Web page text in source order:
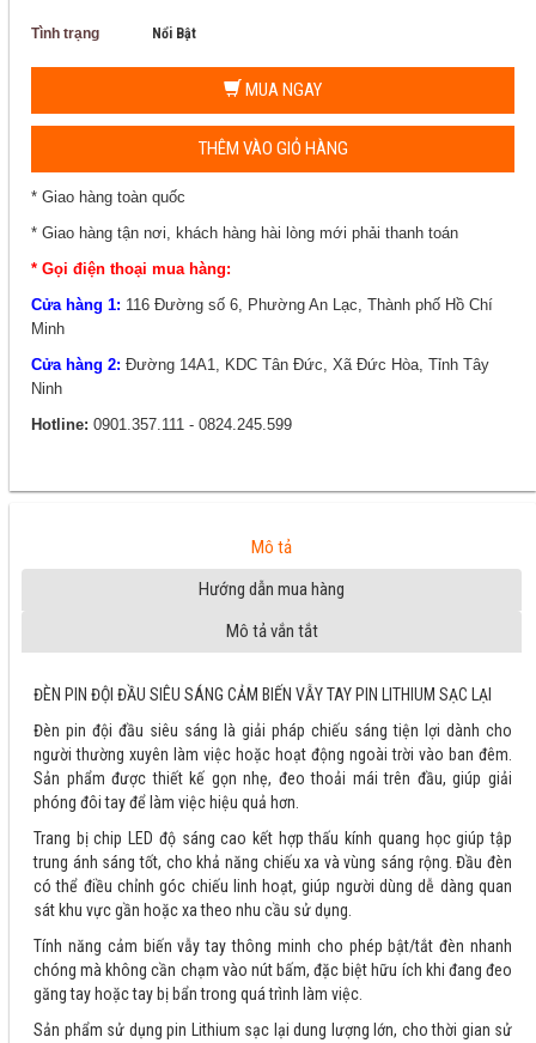
Tình trạng Nổi Bật
MUA NGAY
THÊM VÀO GIỎ HÀNG
* Giao hàng toàn quốc
* Giao hàng tận nơi, khách hàng hài lòng mới phải thanh toán
* Gọi điện thoại mua hàng:
Cửa hàng 1: 116 Đường số 6, Phường An Lạc, Thành phố Hồ Chí
Minh
Cửa hàng 2: Đường 14A1, KDC Tân Đức, Xã Đức Hòa, Tỉnh Tây
Ninh
Hotline: 0901.357.111 - 0824.245.599
Mô tả
Hướng dẫn mua hàng
Mô tả vắn tắt
ĐÈN PIN ĐỘI ĐẦU SIÊU SÁNG CẢM BIẾN VẪY TAY PIN LITHIUM SẠC LẠI
Đèn pin đội đầu siêu sáng là giải pháp chiếu sáng tiện lợi dành cho
người thường xuyên làm việc hoặc hoạt động ngoài trời vào ban đêm.
Sản phẩm được thiết kế gọn nhẹ, đeo thoải mái trên đầu, giúp giải
phóng đôi tay để làm việc hiệu quả hơn.
Trang bị chip LED độ sáng cao kết hợp thấu kính quang học giúp tập
trung ánh sáng tốt, cho khả năng chiếu xa và vùng sáng rộng. Đầu đèn
có thể điều chỉnh góc chiếu linh hoạt, giúp người dùng dễ dàng quan
sát khu vực gần hoặc xa theo nhu cầu sử dụng.
Tính năng cảm biến vẫy tay thông minh cho phép bật/tắt đèn nhanh
chóng mà không cần chạm vào nút bấm, đặc biệt hữu ích khi đang đeo
găng tay hoặc tay bị bẩn trong quá trình làm việc.
Sản phẩm sử dụng pin Lithium sạc lại dung lượng lớn, cho thời gian sử